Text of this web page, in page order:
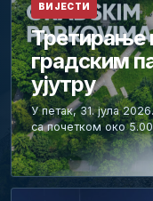
ВИЈЕСТИ
Третирање
градским
ујутру
У петак, 31. јула
са почетком око